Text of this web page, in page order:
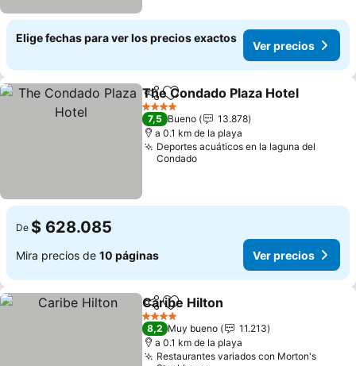
Elige fechas para ver los precios exactos
Ver precios
Compartir
Agregar a favoritos
The Condado Plaza Hotel
4 Estrellas
7,5 Bueno
13.878
a 0.1 km de la playa
Deportes acuáticos en la laguna del
Condado
De $ 628.085
Mira precios de 10 páginas Ver precios
CompartirAgregar a favoritos
Caribe Hilton
4 Estrellas
8,2 Muy bueno
11.213
a 0.1 km de la playa
Restaurantes variados con Morton's